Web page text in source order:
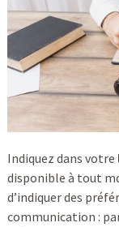
Indiquez dans votre
disponible à tout
d’indiquer des
communication :